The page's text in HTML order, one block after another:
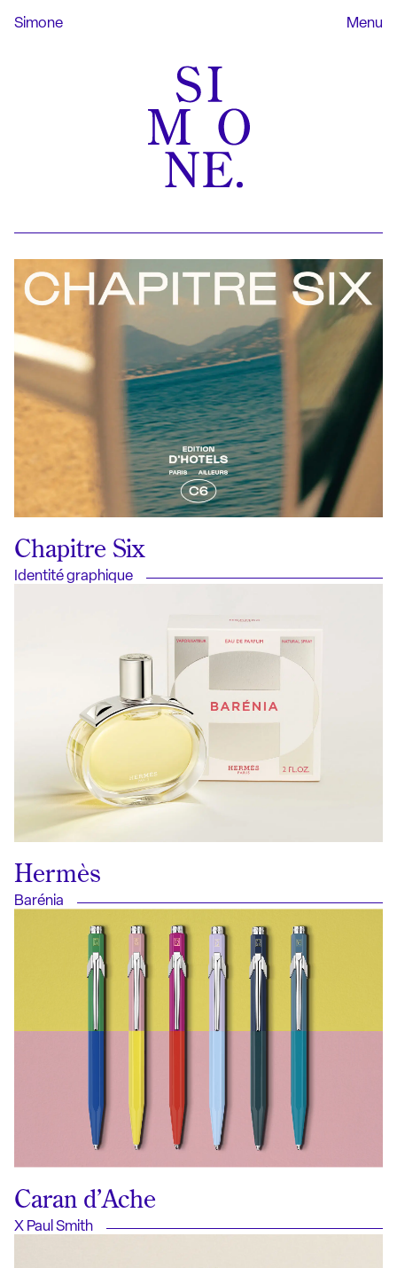
Simone Menu
Chapitre Six
Identité graphique
Hermès
Barénia
Caran d’Ache
X Paul Smith